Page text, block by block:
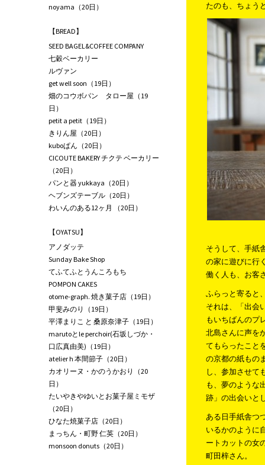
たのも、ちょう
そうして、手紙
の家に遊びに行
働く人も、お客
ふらっと寄ると
それは、「出会
もいちばんのプ
北島さんに声を
てもらったこと
の京都の紙もの
し、参加させて
も、夢のような
跡」の出会いと
ある日手紙舎つ
いるかのように
ートカットの女
町田梓さん。
noyama（20日）
【BREAD】
SEED BAGEL&COFFEE COMPANY
七穀ベーカリー
ルヴァン
get well soon（19日）
畑のコウボパン タロー屋（19
日）
petit a petit（19日）
きりん屋（20日）
kuboぱん（20日）
CICOUTE BAKERY チクテ ベーカリー
（20日）
パンと器 yukkaya（20日）
ヘブンズテーブル（20日）
わいんのある12ヶ月 （20日）
【OYATSU】
アノダッテ
Sunday Bake Shop
てふてふとうんころもち
POMPON CAKES
otome-graph. 焼き菓子店（19日）
甲斐みのり（19日）
平澤まりこ と 桑原奈津子（19日）
marutoとle perchoir(石坂しづか・
口広真由美)（19日）
atelier h 本間節子（20日）
カオリーヌ・かのうかおり（20
日）
たいやきやゆいとお菓子屋ミモザ
（20日）
ひなた焼菓子店（20日）
まっちん・町野 仁英（20日）
monsoon donuts（20日）